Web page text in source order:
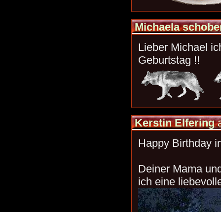
Michaela
Lieber Michael
Geburtstag !!
Kerstin Elfering
Happy Birthday
Deiner Mama
ich eine